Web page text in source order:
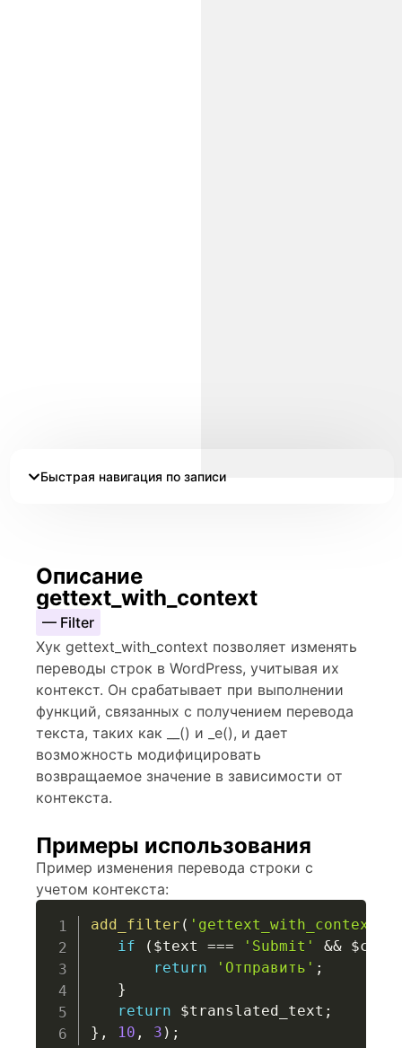
Быстрая навигация по записи
Описание
gettext_with_context
— Filter
Хук gettext_with_context позволяет изменять
переводы строк в WordPress, учитывая их
контекст. Он срабатывает при выполнении
функций, связанных с получением перевода
текста, таких как __() и _e(), и дает
возможность модифицировать
возвращаемое значение в зависимости от
контекста.
Примеры использования
Пример изменения перевода строки с
учетом контекста:
add_filter ( 'gettext_with_context'
if
( $text === 'Submit' &&
return
'Отправить' ;
}
return
$translated_text ;
} , 10 , 3 ) ;